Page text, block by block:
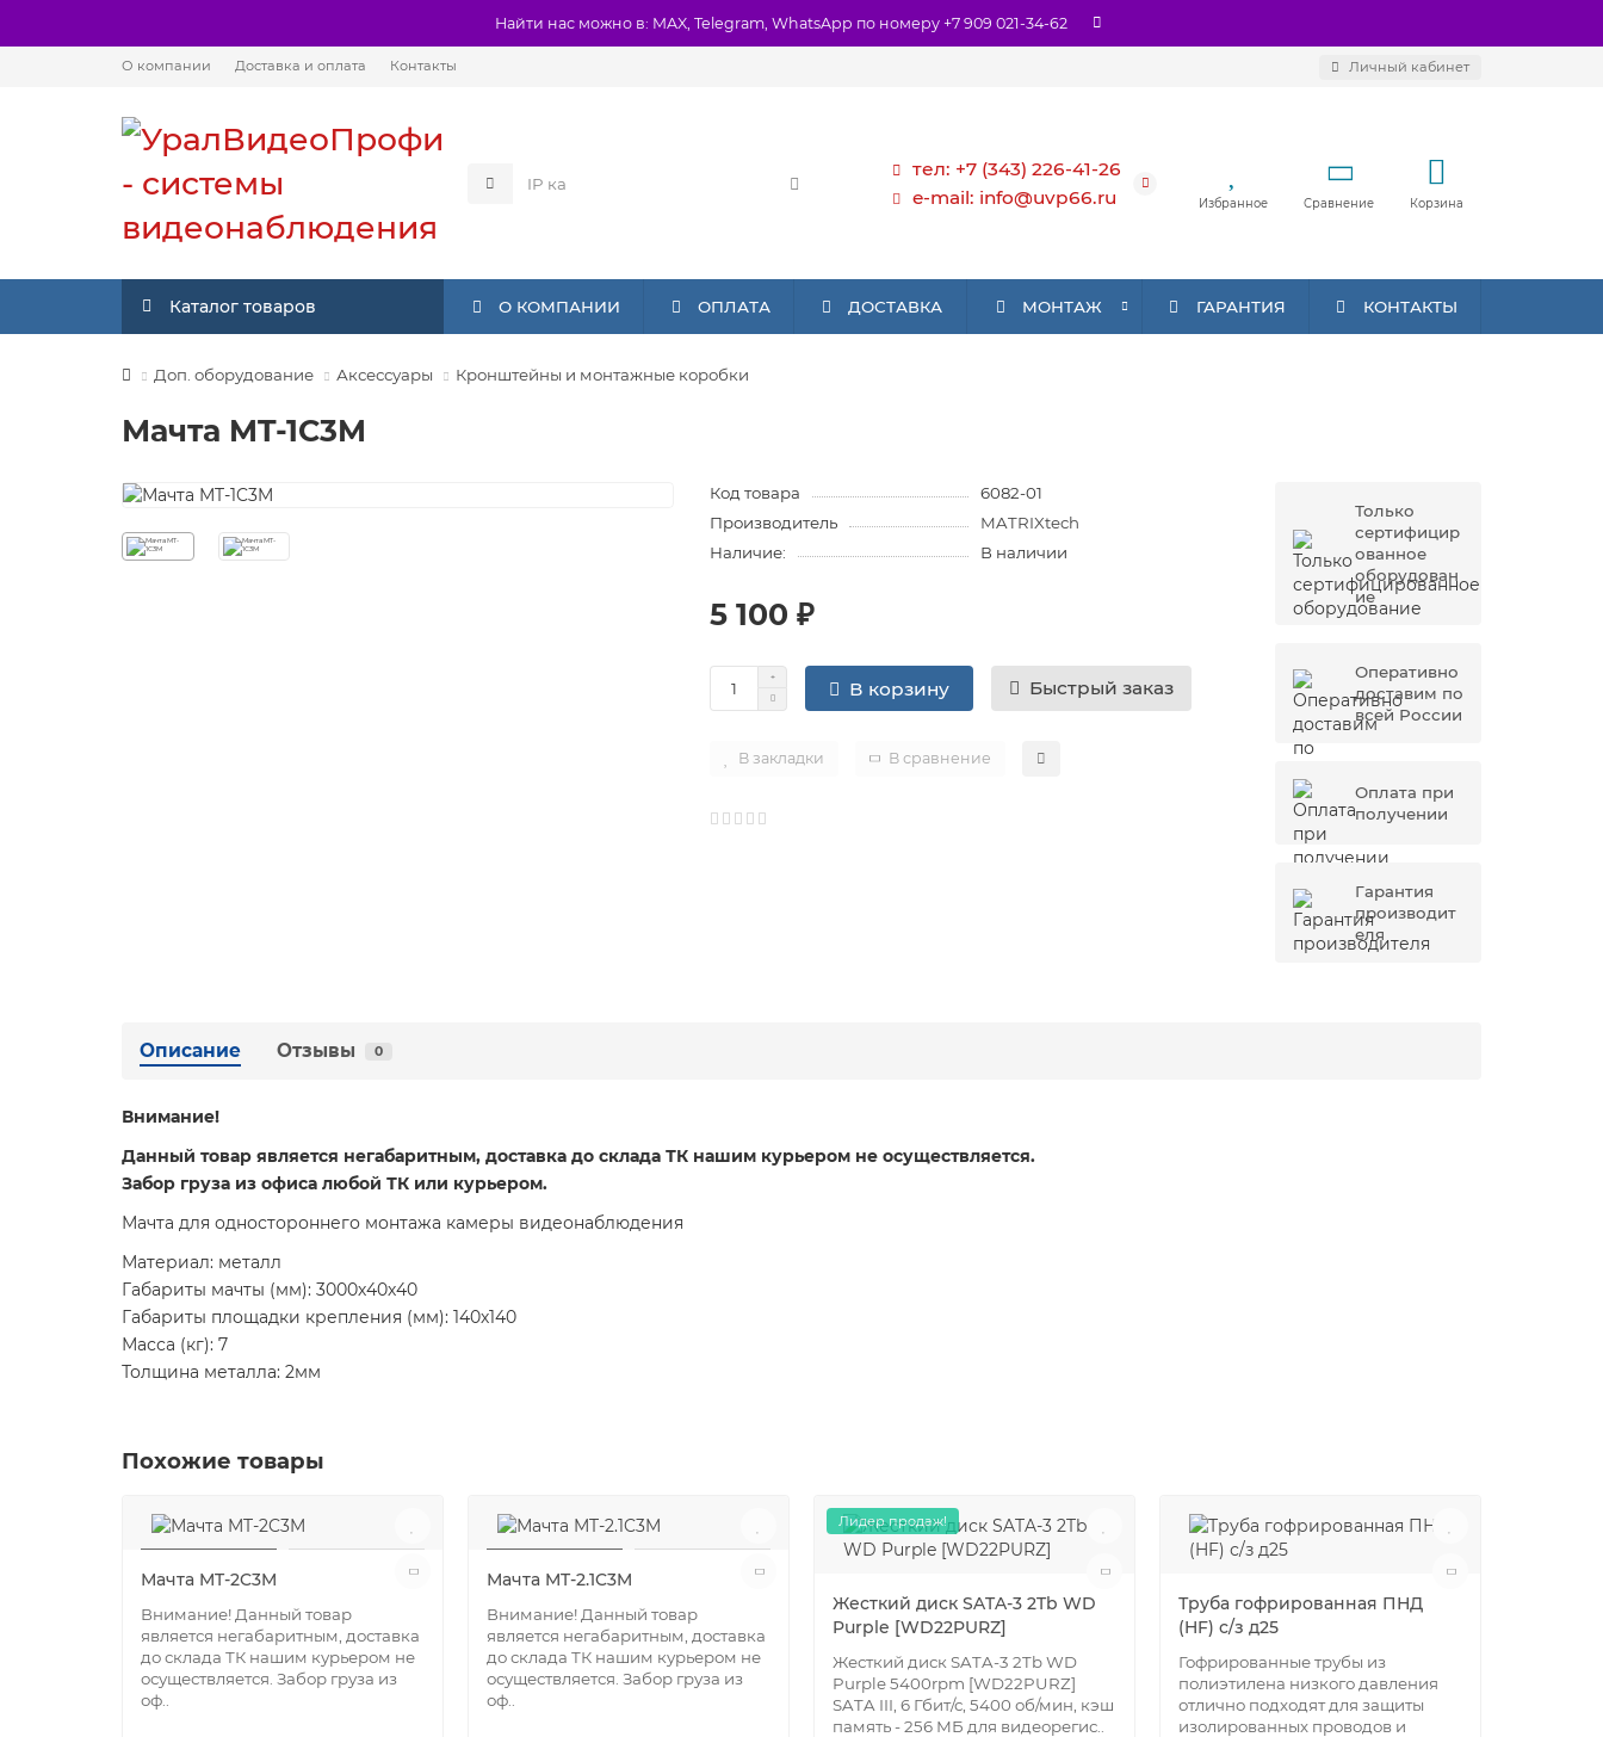
Найти нас можно в: MAX, Telegram, WhatsApp по номеру +7 909 021-34-62
О компании Доставка и оплата Контакты Личный кабинет
тел: +7 (343) 226-41-26
e-mail: info@uvp66.ru
Избранное Сравнение Корзина
Каталог товаров О КОМПАНИИ ОПЛАТА ДОСТАВКА МОНТАЖ ГАРАНТИЯ КОНТАКТЫ
Доп. оборудование Аксессуары Кронштейны и монтажные коробки
Мачта MT-1C3M
Код товара
6082-01
Производитель
MATRIXtech
Наличие:
В наличии
5 100 ₽
В корзину Быстрый заказ
В закладки В сравнение
Только
сертифицир
ованное
оборудован
ие
Оперативно
доставим по
всей России
Оплата при
получении
Гарантия
производит
еля
Описание Отзывы 0
Внимание!
Данный товар является негабаритным, доставка до склада ТК нашим курьером не осуществляется.
Забор груза из офиса любой ТК или курьером.
Мачта для одностороннего монтажа камеры видеонаблюдения
Материал: металл
Габариты мачты (мм): 3000х40х40
Габариты площадки крепления (мм): 140х140
Масса (кг): 7
Толщина металла: 2мм
Похожие товары
Мачта MT-2C3M
Внимание! Данный товар
является негабаритным, доставка
до склада ТК нашим курьером не
осуществляется. Забор груза из
оф..
Мачта MT-2.1C3M
Внимание! Данный товар
является негабаритным, доставка
до склада ТК нашим курьером не
осуществляется. Забор груза из
оф..
Лидер продаж!
Жесткий диск SATA-3 2Tb WD
Purple [WD22PURZ]
Жесткий диск SATA-3 2Tb WD
Purple 5400rpm [WD22PURZ]
SATA III, 6 Гбит/с, 5400 об/мин, кэш
память - 256 МБ для видеорегис..
Труба гофрированная ПНД
(HF) с/з д25
Гофрированные трубы из
полиэтилена низкого давления
отлично подходят для защиты
изолированных проводов и